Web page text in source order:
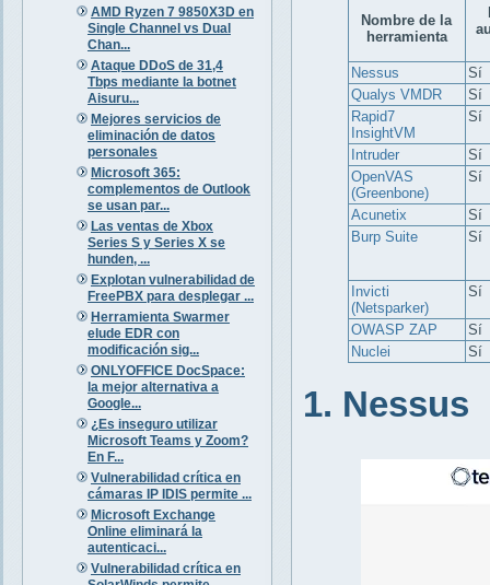
AMD Ryzen 7 9850X3D en
Single Channel vs Dual
Chan...
Ataque DDoS de 31,4
Tbps mediante la botnet
Aisuru...
Mejores servicios de
eliminación de datos
personales
Microsoft 365:
complementos de Outlook
se usan par...
Las ventas de Xbox
Series S y Series X se
hunden, ...
Explotan vulnerabilidad de
FreePBX para desplegar ...
Herramienta Swarmer
elude EDR con
modificación sig...
ONLYOFFICE DocSpace:
la mejor alternativa a
Google...
¿Es inseguro utilizar
Microsoft Teams y Zoom?
En F...
Vulnerabilidad crítica en
cámaras IP IDIS permite ...
Microsoft Exchange
Online eliminará la
autenticaci...
Vulnerabilidad crítica en
Nombre de la
herramienta
Nessus
Sí
Qualys VMDR
Sí
Rapid7
InsightVM
Sí
Intruder
Sí
OpenVAS
(Greenbone)
Sí
Acunetix
Sí
Burp Suite
Sí
Invicti
(Netsparker)
Sí
OWASP ZAP
Sí
Nuclei
Sí
1. Nessus